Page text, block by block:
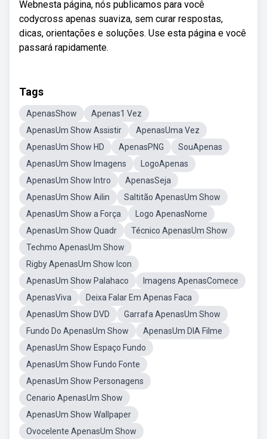
Webnesta página, nós publicamos para você
codycross apenas suaviza, sem curar respostas,
dicas, orientações e soluções. Use esta página e você
passará rapidamente.
Tags
ApenasShow
Apenas1 Vez
ApenasUm Show Assistir
ApenasUma Vez
ApenasUm Show HD
ApenasPNG
SouApenas
ApenasUm Show Imagens
LogoApenas
ApenasUm Show Intro
ApenasSeja
ApenasUm Show Ailin
Saltitão ApenasUm Show
ApenasUm Show a Força
Logo ApenasNome
ApenasUm Show Quadr
Técnico ApenasUm Show
Techmo ApenasUm Show
Rigby ApenasUm Show Icon
ApenasUm Show Palahaco
Imagens ApenasComece
ApenasViva
Deixa Falar Em Apenas Faca
ApenasUm Show DVD
Garrafa ApenasUm Show
Fundo Do ApenasUm Show
ApenasUm DIA Filme
ApenasUm Show Espaço Fundo
ApenasUm Show Fundo Fonte
ApenasUm Show Personagens
Cenario ApenasUm Show
ApenasUm Show Wallpaper
Ovocelente ApenasUm Show